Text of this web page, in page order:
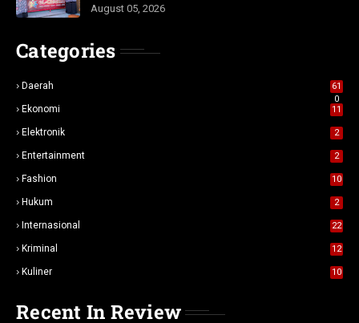
August 05, 2026
Categories
Daerah
61
0
Ekonomi 11
Elektronik 2
Entertainment 2
Fashion 10
Hukum 2
Internasional 22
Kriminal 12
Kuliner 10
Recent In Review